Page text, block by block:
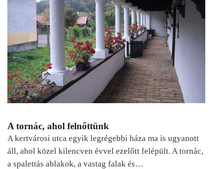
A tornác, ahol felnőttünk
A kertvárosi utca egyik legrégebbi háza ma is ugyanott
áll, ahol közel kilencven évvel ezelőtt felépült. A tornác,
a spalettás ablakok, a vastag falak és…